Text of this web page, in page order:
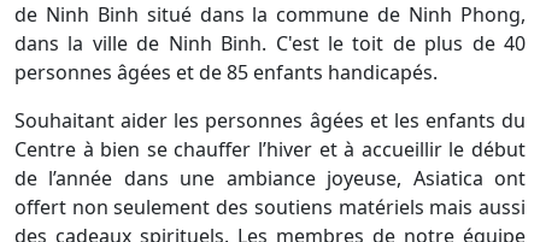
de Ninh Binh situé dans la commune de Ninh Phong,
dans la ville de Ninh Binh. C'est le toit de plus de 40
personnes âgées et de 85 enfants handicapés.
Souhaitant aider les personnes âgées et les enfants du
Centre à bien se chauffer l’hiver et à accueillir le début
de l’année dans une ambiance joyeuse, Asiatica ont
offert non seulement des soutiens matériels mais aussi
des cadeaux spirituels. Les membres de notre équipe